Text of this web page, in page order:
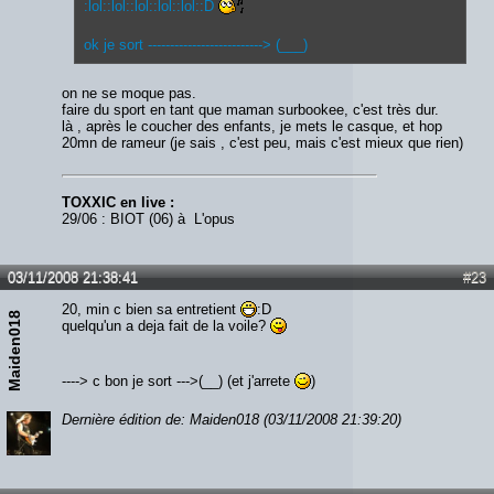
:lol::lol::lol::lol::lol::D
ok je sort --------------------------> (___)
on ne se moque pas.
faire du sport en tant que maman surbookee, c'est très dur.
là , après le coucher des enfants, je mets le casque, et hop
20mn de rameur (je sais , c'est peu, mais c'est mieux que rien)
TOXXIC en live :
29/06 : BIOT (06) à L'opus
#23
03/11/2008 21:38:41
Maiden018
20, min c bien sa entretient
:D
quelqu'un a deja fait de la voile?
----> c bon je sort --->(__) (et j'arrete )
Dernière édition de: Maiden018 (03/11/2008 21:39:20)